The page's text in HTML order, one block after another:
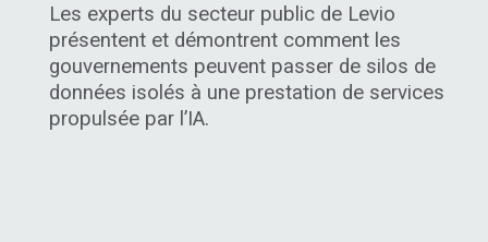
Les experts du secteur public de Levio
présentent et démontrent comment les
gouvernements peuvent passer de silos de
données isolés à une prestation de services
propulsée par l’IA.